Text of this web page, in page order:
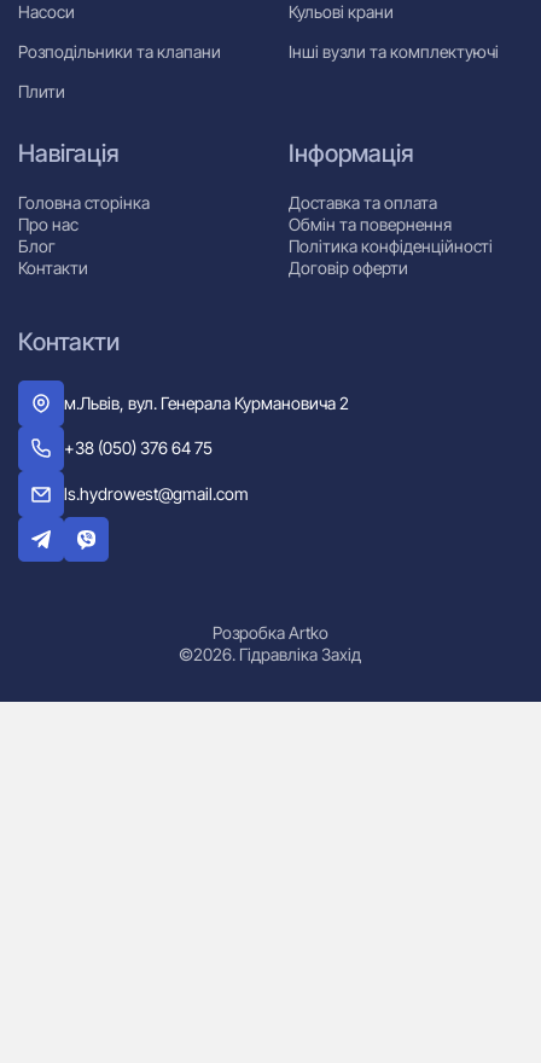
Навігація
Головна сторінка
Про нас
Блог
Контакти
Насоси
Розподільники та клапани
Плити
Кульові крани
Інші вузли та комплектуючі
Інформація
Доставка та оплата
Обмін та повернення
Політика конфіденційності
Договір оферти
Контакти
м.Львів, вул. Генерала Курмановича 2
+38 (050) 376 64 75
ls.hydrowest@gmail.com
©2026. Гідравліка Захід
Розробка Artko